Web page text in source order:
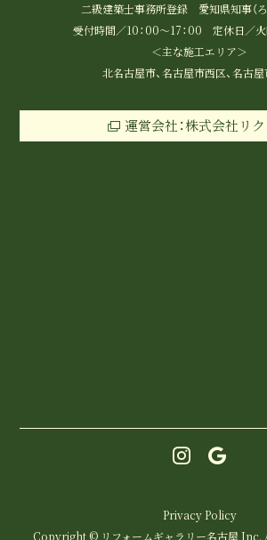
二級建築士事務所登録 愛知県知事（
受付時間／10：00～17：00 定休日／火
＜主な施工エリア＞
北名古屋市、名古屋市西区、名古
運営会社：株式会社リ
Privacy Policy